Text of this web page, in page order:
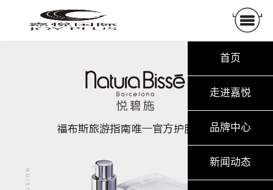
首页
走进嘉悦
品牌中心
新闻动态